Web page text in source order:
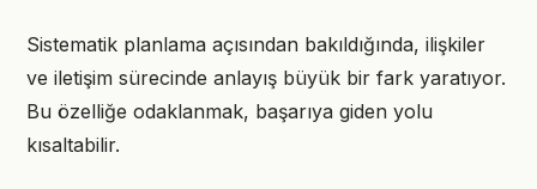
Sistematik planlama açısından bakıldığında, ilişkiler
ve iletişim sürecinde anlayış büyük bir fark yaratıyor.
Bu özelliğe odaklanmak, başarıya giden yolu
kısaltabilir.